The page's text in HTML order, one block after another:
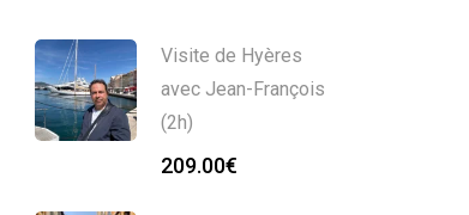
Visite de Hyères
avec Jean-François
(2h)
209.00€